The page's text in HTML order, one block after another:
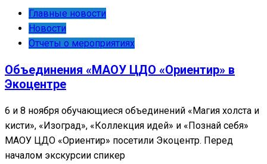
Главные новости
Новости
Отчеты о мероприятиях
Объединения «МАОУ ЦДО «Ориентир» в
Экоцентре
6 и 8 ноября обучающиеся объединений «Магия холста и
кисти», «Изоград», «Коллекция идей» и «Познай себя»
МАОУ ЦДО «Ориентир» посетили Экоцентр. Перед
началом экскурсии спикер